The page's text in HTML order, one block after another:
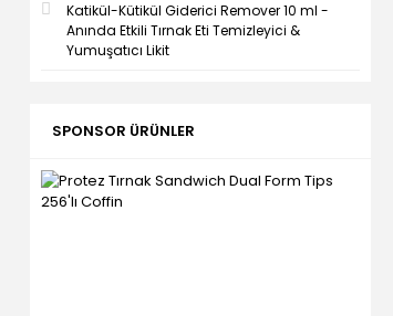
Katikül-Kütikül Giderici Remover 10 ml -
Anında Etkili Tırnak Eti Temizleyici &
Yumuşatıcı Likit
SPONSOR ÜRÜNLER